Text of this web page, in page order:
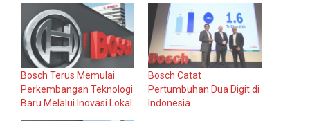
Bosch Terus Memulai
Perkembangan Teknologi
Baru Melalui Inovasi Lokal
Bosch Catat
Pertumbuhan Dua Digit di
Indonesia